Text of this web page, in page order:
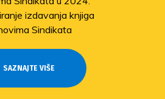
izdavanja knjiga
Sindikata
SAZNAJTE VIŠE